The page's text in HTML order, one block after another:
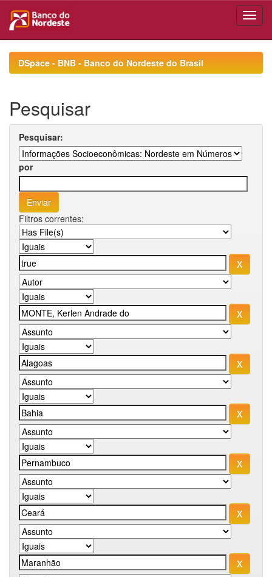
navigationDSpace - BNB - Banco do Nordeste do Brasil
Pesquisar
Pesquisar:
por
Filtros correntes: